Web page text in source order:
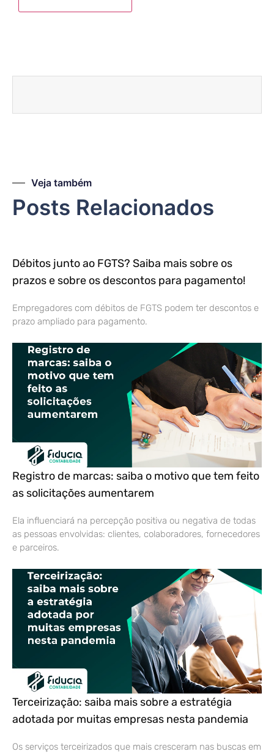
Veja também
Posts Relacionados
Débitos junto ao FGTS? Saiba mais sobre os
prazos e sobre os descontos para pagamento!
Empregadores com débitos de FGTS podem ter descontos e
prazo ampliado para pagamento.
Registro de marcas: saiba o motivo que tem feito
as solicitações aumentarem
Ela influenciará na percepção positiva ou negativa de todas
as pessoas envolvidas: clientes, colaboradores, fornecedores
e parceiros.
Terceirização: saiba mais sobre a estratégia
adotada por muitas empresas nesta pandemia
Os serviços terceirizados que mais cresceram nas buscas em